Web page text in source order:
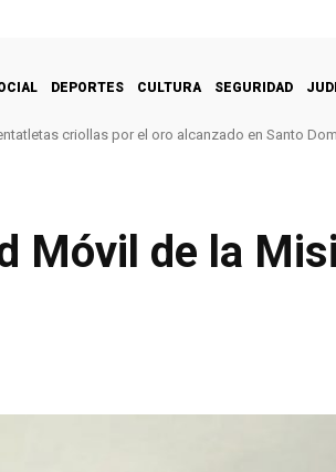
DEPORTES CULTURA SEGURIDAD
criollas por el oro alcanzado en Santo
Móvil de la